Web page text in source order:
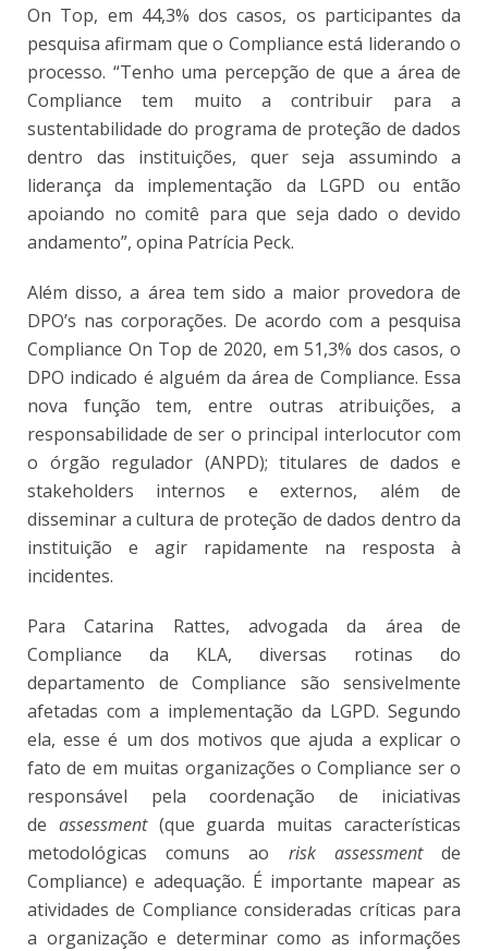
On Top, em 44,3% dos casos, os participantes da
pesquisa afirmam que o Compliance está liderando o
processo. “Tenho uma percepção de que a área de
Compliance tem muito a contribuir para a
sustentabilidade do programa de proteção de dados
dentro das instituições, quer seja assumindo a
liderança da implementação da LGPD ou então
apoiando no comitê para que seja dado o devido
andamento”, opina Patrícia Peck.
Além disso, a área tem sido a maior provedora de
DPO’s nas corporações. De acordo com a pesquisa
Compliance On Top de 2020, em 51,3% dos casos, o
DPO indicado é alguém da área de Compliance. Essa
nova função tem, entre outras atribuições, a
responsabilidade de ser o principal interlocutor com
o órgão regulador (ANPD); titulares de dados e
stakeholders internos e externos, além de
disseminar a cultura de proteção de dados dentro da
instituição e agir rapidamente na resposta à
incidentes.
Para Catarina Rattes, advogada da área de
Compliance da KLA, diversas rotinas do
departamento de Compliance são sensivelmente
afetadas com a implementação da LGPD. Segundo
ela, esse é um dos motivos que ajuda a explicar o
fato de em muitas organizações o Compliance ser o
responsável pela coordenação de iniciativas
de assessment (que guarda muitas características
metodológicas comuns ao risk assessmentde
Compliance) e adequação. É importante mapear as
atividades de Compliance consideradas críticas para
a organização e determinar como as informações